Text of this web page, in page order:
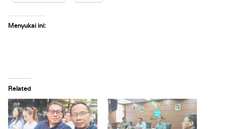
Menyukai ini:
Related